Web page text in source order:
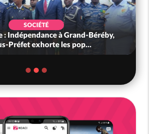
SOCIÉTÉ
: Indépendance à Grand-Béréby,
Préfet exhorte les pop...